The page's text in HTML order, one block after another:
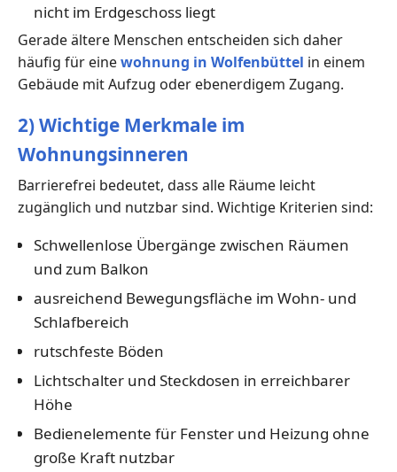
nicht im Erdgeschoss liegt
Gerade ältere Menschen entscheiden sich daher
häufig für einewohnung in Wolfenbüttel in einem
Gebäude mit Aufzug oder ebenerdigem Zugang.
2) Wichtige Merkmale im
Wohnungsinneren
Barrierefrei bedeutet, dass alle Räume leicht
zugänglich und nutzbar sind. Wichtige Kriterien sind:
Schwellenlose Übergänge zwischen Räumen
und zum Balkon
ausreichend Bewegungsfläche im Wohn- und
Schlafbereich
rutschfeste Böden
Lichtschalter und Steckdosen in erreichbarer
Höhe
Bedienelemente für Fenster und Heizung ohne
große Kraft nutzbar